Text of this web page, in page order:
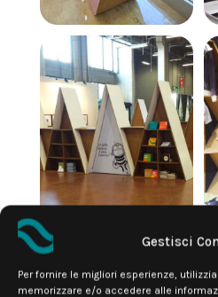
Gestisci
Per fornire le migliori esperienze,
memorizzare e/o accedere alle